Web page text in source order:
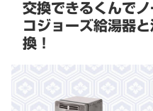
交換できるくんで
コジョーズ給湯器
換！